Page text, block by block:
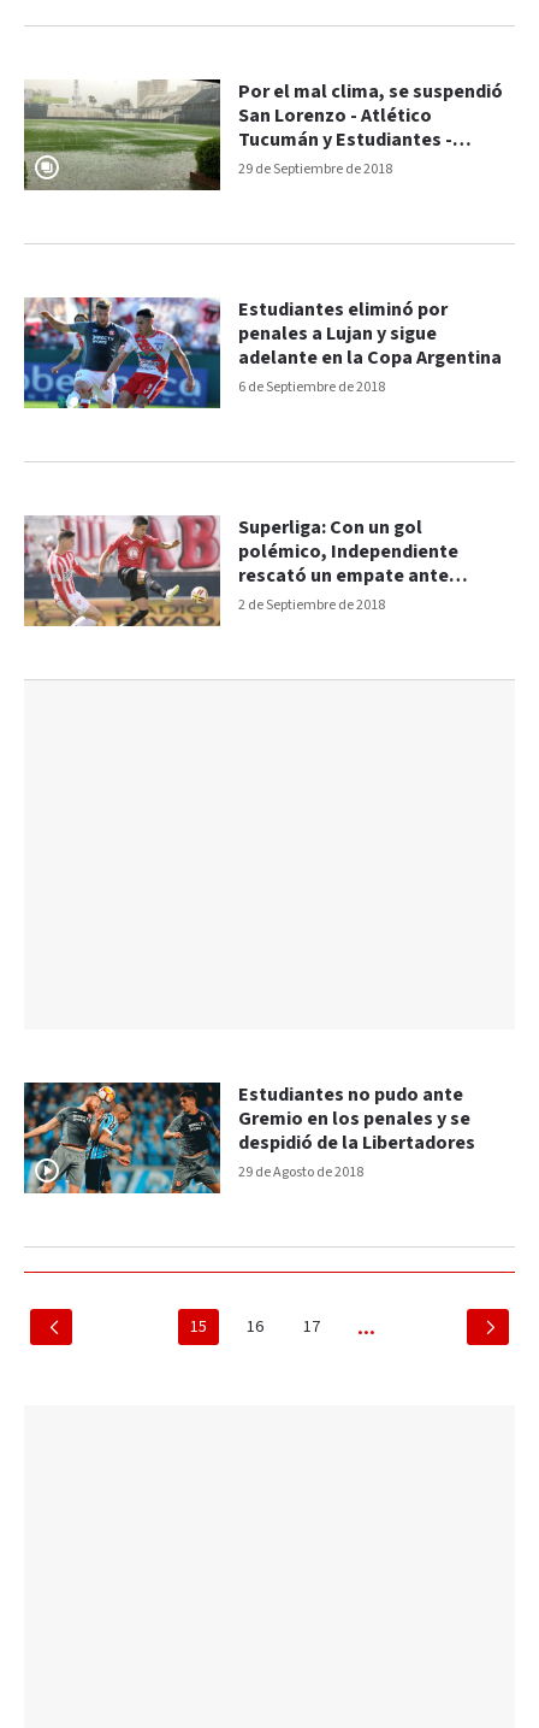
29 de Septiembre de 2018
Por el mal clima, se suspendió
San Lorenzo - Atlético
Tucumán y Estudiantes -
Newell's
6 de Septiembre de 2018
Estudiantes eliminó por
penales a Lujan y sigue
adelante en la Copa Argentina
2 de Septiembre de 2018
Superliga: Con un gol
polémico, Independiente
rescató un empate ante
Estudiantes
29 de Agosto de 2018
Estudiantes no pudo ante
Gremio en los penales y se
despidió de la Libertadores
15 16 17